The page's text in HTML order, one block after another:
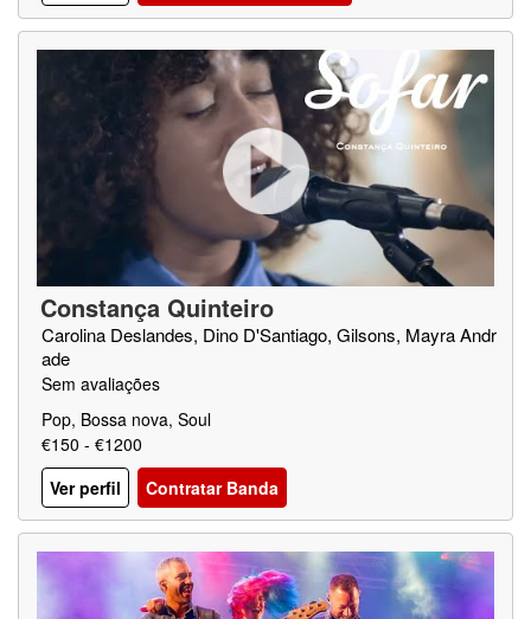
Constança Quinteiro
Carolina Deslandes, Dino D'Santiago, Gilsons, Mayra Andr
ade
Sem avaliações
Pop, Bossa nova, Soul
€150 - €1200
Ver perfil
Contratar Banda